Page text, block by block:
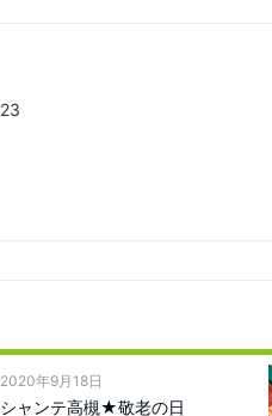
23
2020年9月18日
シャンテ高槻★敬老の日